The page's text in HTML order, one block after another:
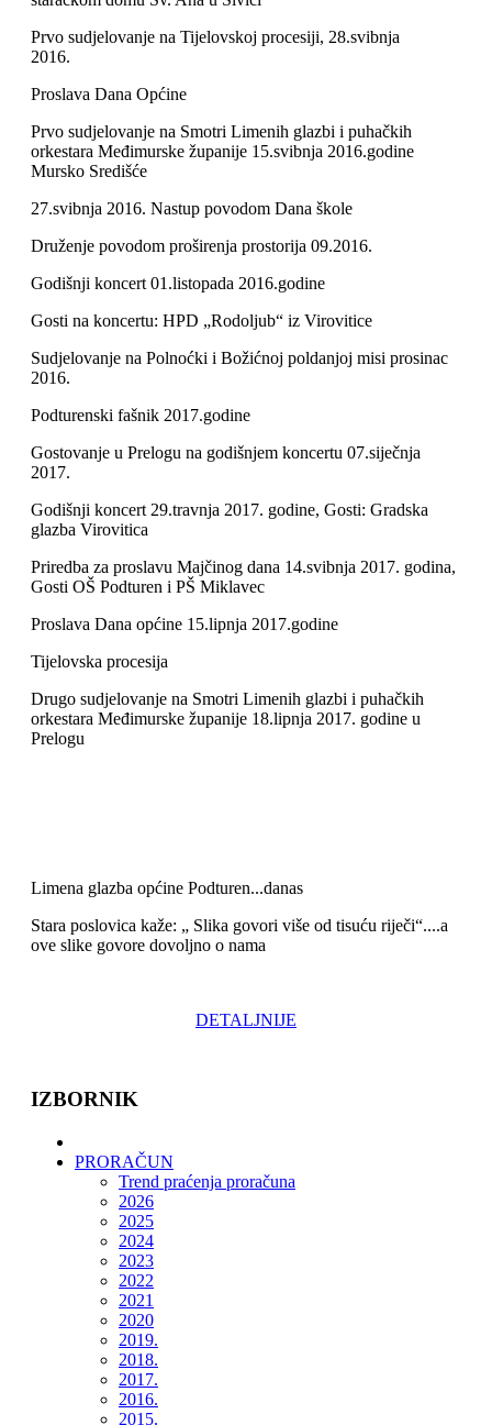
Prvo sudjelovanje na Tijelovskoj procesiji, 28.svibnja
2016.
Proslava Dana Općine
Prvo sudjelovanje na Smotri Limenih glazbi i puhačkih
orkestara Međimurske županije 15.svibnja 2016.godine
Mursko Središće
27.svibnja 2016. Nastup povodom Dana škole
Druženje povodom proširenja prostorija 09.2016.
Godišnji koncert 01.listopada 2016.godine
Gosti na koncertu: HPD „Rodoljub“ iz Virovitice
Sudjelovanje na Polnoćki i Božićnoj poldanjoj misi prosinac
2016.
Podturenski fašnik 2017.godine
Gostovanje u Prelogu na godišnjem koncertu 07.siječnja
2017.
Godišnji koncert 29.travnja 2017. godine, Gosti: Gradska
glazba Virovitica
Priredba za proslavu Majčinog dana 14.svibnja 2017. godina,
Gosti OŠ Podturen i PŠ Miklavec
Proslava Dana općine 15.lipnja 2017.godine
Tijelovska procesija
Drugo sudjelovanje na Smotri Limenih glazbi i puhačkih
orkestara Međimurske županije 18.lipnja 2017. godine u
Prelogu
Limena glazba općine Podturen...danas
Stara poslovica kaže: „ Slika govori više od tisuću riječi“....a
ove slike govore dovoljno o nama
DETALJNIJE
IZBORNIK
PRORAČUN
Trend praćenja proračuna
2026
2025
2024
2023
2022
2021
2020
2019.
2018.
2017.
2016.
2015.